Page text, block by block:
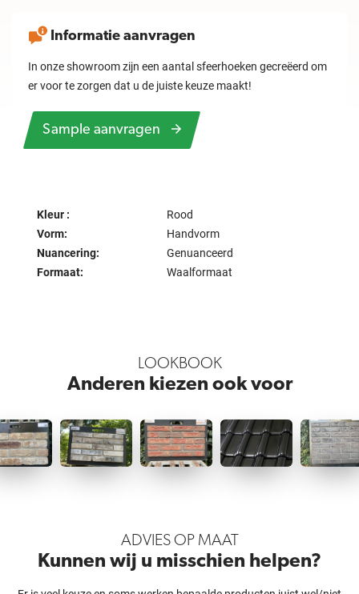
Informatie aanvragen
In onze showroom zijn een aantal sfeerhoeken gecreëerd om
er voor te zorgen dat u de juiste keuze maakt!
Sample aanvragen
Kleur :
Rood
Vorm:
Handvorm
Nuancering:
Genuanceerd
Formaat:
Waalformaat
LOOKBOOK
Anderen kiezen ook voor
ADVIES OP MAAT
Kunnen wij u misschien helpen?